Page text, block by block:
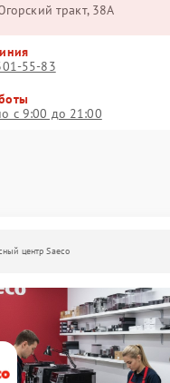
тракт, 38А
55-83
с 9:00 до 21:00
центр Saeco